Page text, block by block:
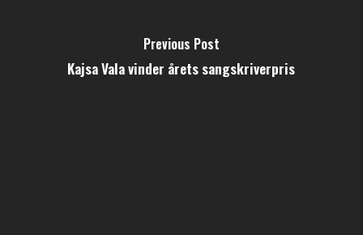
Previous Post
Kajsa Vala vinder årets sangskriverpris